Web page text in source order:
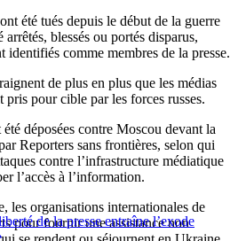
été tués depuis le début de la guerre
arrêtés, blessés ou portés disparus,
identifiés comme membres de la presse.
de plus en plus que les médias
pour cible par les forces russes.
déposées contre Moscou devant la
Reporters sans frontières, selon qui
contre l’infrastructure médiatique
l’accès à l’information.
de la presse entraîne l’exode
les organisations internationales de
pour fournir une assistance non